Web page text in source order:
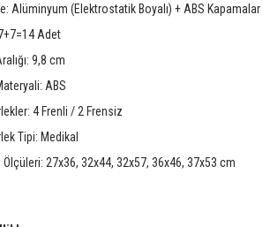
Alüminyum (Elektrostatik Boyalı) + ABS Kapamalar
Adet
9,8 cm
ABS
4 Frenli / 2 Frensiz
Tipi: Medikal
Ölçüleri: 27x36, 32x44, 32x57, 36x46, 37x53 cm